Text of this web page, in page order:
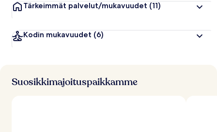
Tärkeimmät palvelut/mukavuudet (11)
Kodin mukavuudet (6)
Suosikkimajoituspaikkamme